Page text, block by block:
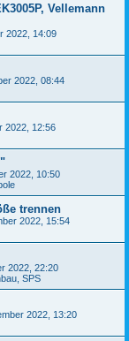
Vellemann
2022, 14:09
2022, 08:44
2022, 12:56
2022, 10:50
trennen
2022, 15:54
2022, 22:20
SPS
2022, 13:20